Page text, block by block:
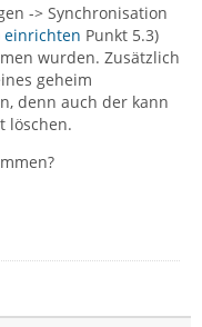
-> Synchronisation
einrichten Punkt 5.3)
wurden. Zusätzlich
geheim
denn auch der kann
löschen.